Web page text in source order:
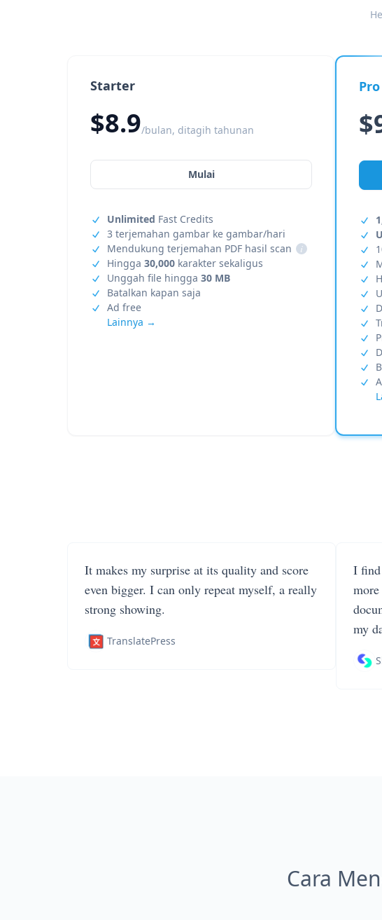
Starter
$8.9/bulan, ditagih tahunan
Mulai
Unlimited Fast Credits
3 terjemahan gambar ke gambar/hari
Mendukung terjemahan PDF hasil scan
i
Hingga 30,000 karakter sekaligus
Unggah file hingga 30 MB
Batalkan kapan saja
Ad free
Lainnya →
Pro
It makes my surprise at its quality and score
even bigger. I can only repeat myself, a really
strong showing.
TranslatePress
I
my
Cara